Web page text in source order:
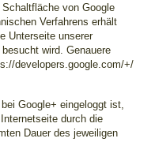
von Google
Verfahrens erhält
Unterseite unserer
wird. Genauere
developers.google.com/+/
Google+ eingeloggt ist,
durch die
Dauer des jeweiligen